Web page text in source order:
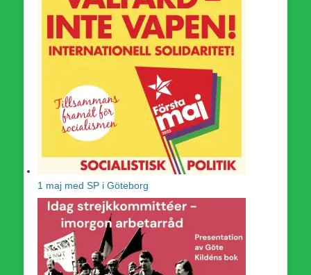
1 maj med SP i Göteborg